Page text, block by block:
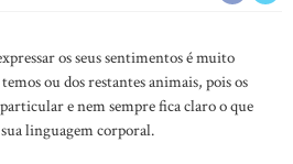
os seus sentimentos é muito
ou dos restantes animais, pois os
e nem sempre fica claro o que
linguagem corporal.